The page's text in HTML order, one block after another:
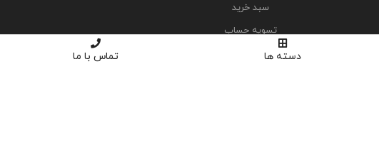
دسته ها تماس با ما
سبد خرید
تسویه حساب